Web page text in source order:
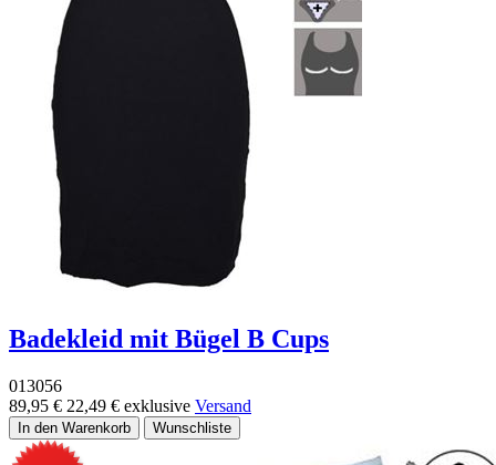
Badekleid mit Bügel B Cups
013056
89,95 € 22,49 € exklusive Versand